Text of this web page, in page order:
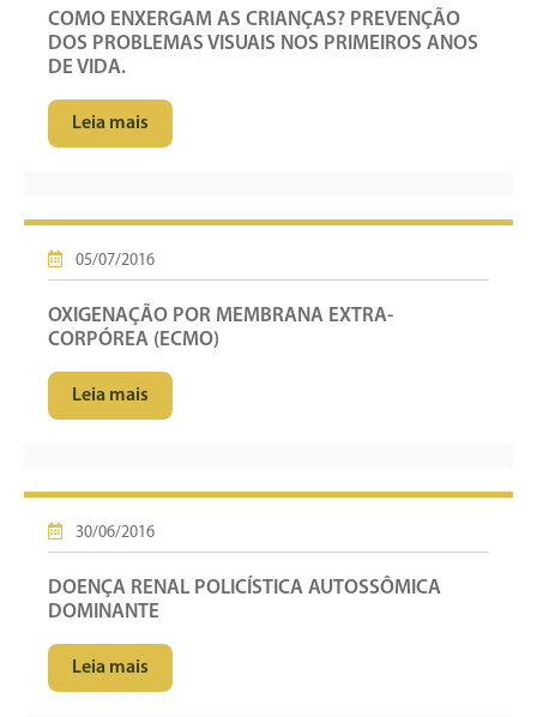
COMO ENXERGAM AS CRIANÇAS? PREVENÇÃO
DOS PROBLEMAS VISUAIS NOS PRIMEIROS ANOS
DE VIDA.
Leia mais
05/07/2016
OXIGENAÇÃO POR MEMBRANA EXTRA-
CORPÓREA (ECMO)
Leia mais
30/06/2016
DOENÇA RENAL POLICÍSTICA AUTOSSÔMICA
DOMINANTE
Leia mais